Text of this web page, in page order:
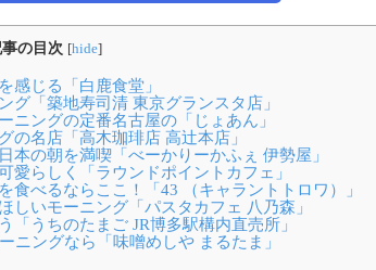
の目次 [hide]
感じる「白鹿食堂」
グ「築地寿司清 東京グランスタ店」
ニングの定番名古屋の「じょあん」
の名店「高木珈琲店 高辻本店」
の朝を満喫「べーかりーかふぇ 伊勢屋」
愛らしく「ラウンドポイントカフェ」
べるならここ！「43 （キャラントトロワ）」
いモーニング「パスタカフェ 八乃森」
うちのたまご JR博多駅構内直売所」
ニングなら「味噌めしや まるたま」